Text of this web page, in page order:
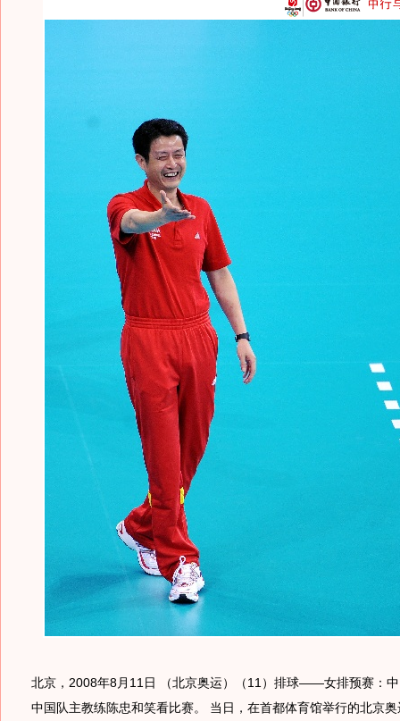
北京，2008年8月11日 （北京奥运）（11）排球——女排预赛：
中国队主教练陈忠和笑看比赛。 当日，在首都体育馆举行的北京